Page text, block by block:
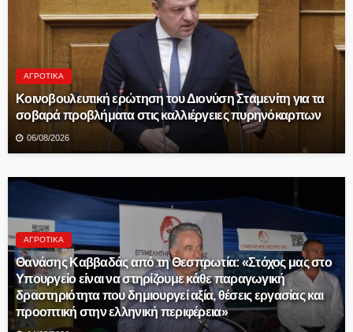
ΑΓΡΟΤΙΚΆ
Κοινοβουλευτική ερώτηση του Διονύση Σταμενίτη για τα
σοβαρά προβλήματα στις καλλιέργειες πυρηνόκαρπων
06/08/2026
ΑΓΡΟΤΙΚΆ
Θανάσης Καββαδάς από τη Θεσπρωτία: «Στόχος μας στο
Υπουργείο είναι να στηρίζουμε κάθε παραγωγική
δραστηριότητα που δημιουργεί αξία, θέσεις εργασίας και
προοπτική στην ελληνική περιφέρεια»